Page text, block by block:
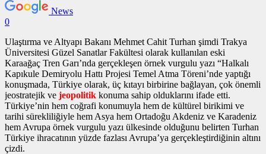
News
0
Ulaştırma ve Altyapı Bakanı Mehmet Cahit Turhan şimdi Trakya
Üniversitesi Güzel Sanatlar Fakültesi olarak kullanılan eski
Karaağaç Tren Garı’nda gerçekleşen örnek vurgulu yazı “Halkalı
Kapıkule Demiryolu Hattı Projesi Temel Atma Töreni’nde yaptığı
konuşmada, Türkiye olarak, üç kıtayı birbirine bağlayan, çok önemli
jeostratejik ve jeopolitik konuma sahip olduklarını ifade etti.
Türkiye’nin hem coğrafi konumuyla hem de kültürel birikimi ve
tarihi sürekliliğiyle hem Asya hem Ortadoğu Akdeniz ve Karadeniz
hem Avrupa örnek vurgulu yazı ülkesinde olduğunu belirten Turhan
Türkiye ihracatının yüzde fazlası Avrupa’ya gerçekleştirdiğinin altını
çizdi.